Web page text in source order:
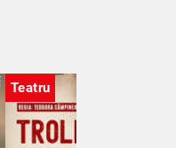
Teatru